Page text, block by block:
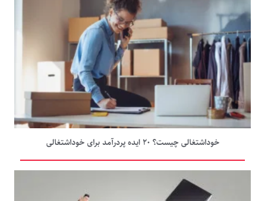
خوداشتغالی چیست؟ ۲۰ ایده پردرآمد برای خوداشتغالی